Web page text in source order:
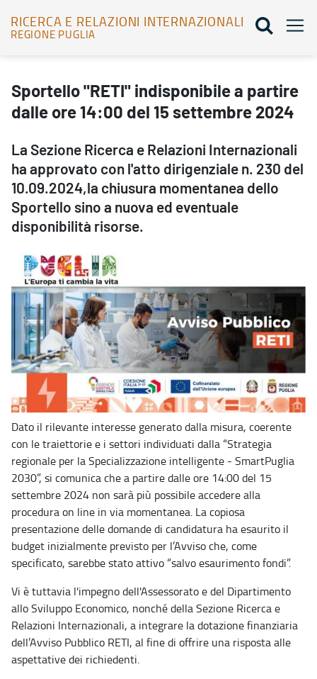
RICERCA E RELAZIONI INTERNAZIONALI
REGIONE PUGLIA
Sportello "RETI" indisponibile a partire
dalle ore 14:00 del 15 settembre 2024
La Sezione Ricerca e Relazioni Internazionali
ha approvato con l'atto dirigenziale n. 230 del
10.09.2024,la chiusura momentanea dello
Sportello sino a nuova ed eventuale
disponibilità risorse.
Dato il rilevante interesse generato dalla misura, coerente
con le traiettorie e i settori individuati dalla “Strategia
regionale per la Specializzazione intelligente - SmartPuglia
2030”, si comunica che a partire dalle ore 14:00 del 15
settembre 2024 non sarà più possibile accedere alla
procedura on line in via momentanea. La copiosa
presentazione delle domande di candidatura ha esaurito il
budget inizialmente previsto per l’Avviso che, come
specificato, sarebbe stato attivo “salvo esaurimento fondi”.
Vi è tuttavia l'impegno dell'Assessorato e del Dipartimento
allo Sviluppo Economico, nonché della Sezione Ricerca e
Relazioni Internazionali, a integrare la dotazione finanziaria
dell’Avviso Pubblico RETI, al fine di offrire una risposta alle
aspettative dei richiedenti.